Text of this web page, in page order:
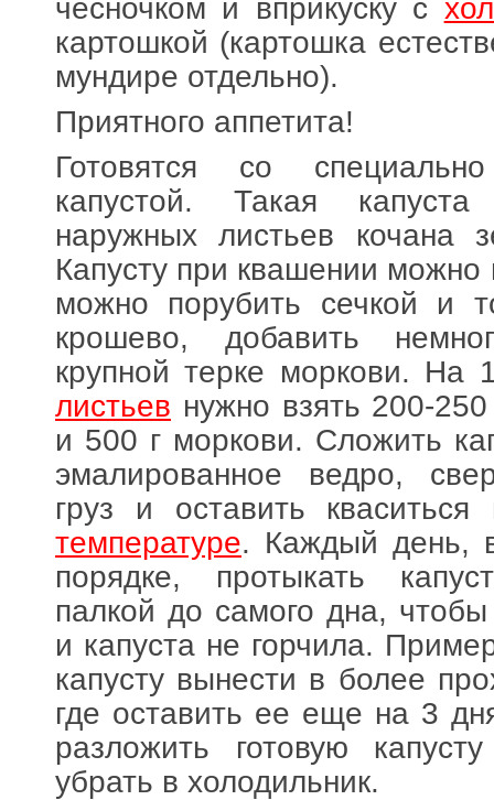
чесночком и вприкуску с
картошкой (картошка
мундире отдельно).
Приятного аппетита!
Готовятся со
капустой. Такая
наружных листьев кочана
Капусту при квашении можно
можно порубить сечкой и
крошево, добавить
крупной терке моркови. На
листьев нужно взять 200-
и 500 г моркови. Сложить
эмалированное ведро,
груз и оставить
температуре. Каждый день,
порядке, протыкать
палкой до самого дна,
и капуста не горчила.
капусту вынести в более
где оставить ее еще на 3
разложить готовую
убрать в холодильник.